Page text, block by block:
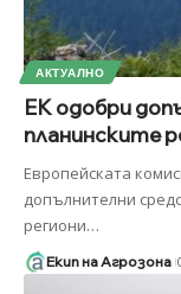
АКТУАЛНО
ЕК одобри
планинските
Европейската
допълнителни
региони…
Екип на Агрозона